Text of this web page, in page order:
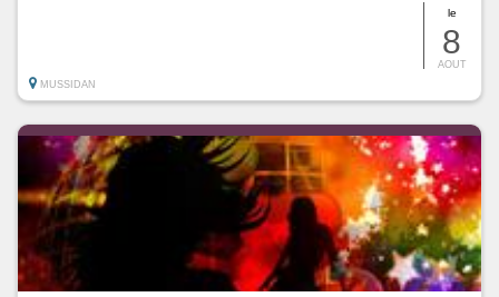
le
8
AOUT
MUSSIDAN